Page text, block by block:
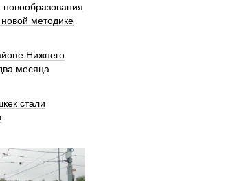
методике
Нижнего
месяца
стали